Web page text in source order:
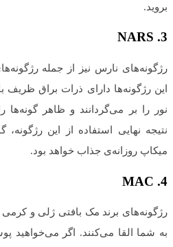
بروید.
3.
NARS
رژگونه‌های نارس نیز از جمله
این رژگونه‌ها دارای ذرات براق ظریف
نور را بر می‌گردانند و ظاهر گونه‌ها
نتیجه نهایی استفاده از این
میکاپ روزانه‌ی جذاب خواهد بود.
4.
MAC
رژگونه‌های برند مک بافتی ژلی و
به شما القا می‌کنند. اگر می‌خواهید